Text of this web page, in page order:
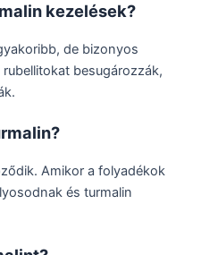
kezelések?
de bizonyos
besugározzák,
Amikor a folyadékok
és turmalin